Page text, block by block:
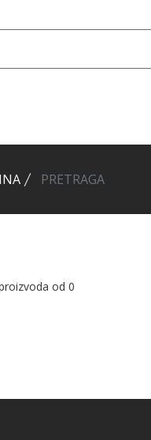
PRETRAGA
od 0